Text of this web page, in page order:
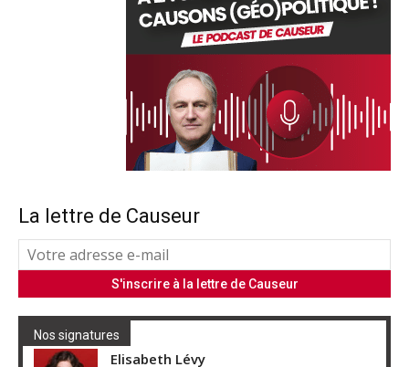
La lettre de Causeur
Nos signatures
Elisabeth Lévy